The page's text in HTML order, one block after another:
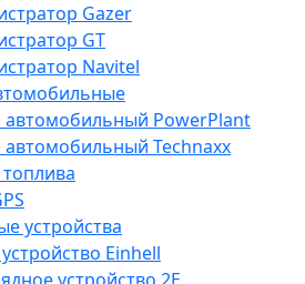
Gazer
GT
Navitel
автомобильный PowerPlant
Technaxx
устройства
Einhell